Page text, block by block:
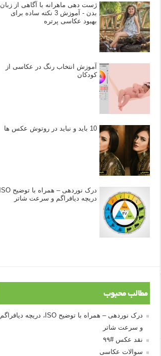
ژست دهی ماهرانه با آگاهی از زبان
بدن - آموزش 3 نکته ساده برای
بهبود عکاسی پرتره
آموزش انتخاب رنگ در عکاسی از
کودکان
10 باید و نباید در روتوش عکس ها
دریچه دیافراگم و سرعت شاتر
مطالب محبوب
درک نوردهی – همراه با توضیح ISO، دریچه دیافراگم
و سرعت شاتر
نقد عکس #۹۹
سوالات عکاسی